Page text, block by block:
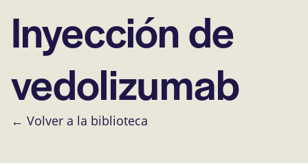
Inyección de
vedolizumab
← Volver a la biblioteca